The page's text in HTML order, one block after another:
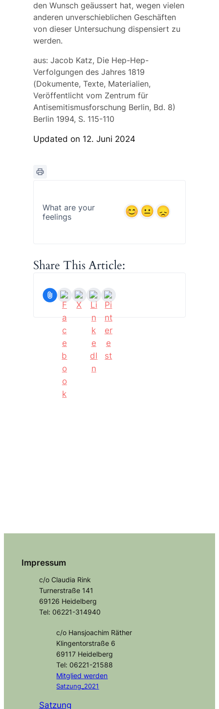
den Wunsch geäussert hat, wegen vielen
anderen unverschieblichen Geschäften
von dieser Untersuchung dispensiert zu
werden.
aus: Jacob Katz, Die Hep-Hep-
Verfolgungen des Jahres 1819
(Dokumente, Texte, Materialien,
Veröffentlicht vom Zentrum für
Antisemitismusforschung Berlin, Bd. 8)
Berlin 1994, S. 115-110
Updated on 12. Juni 2024
What are your
feelings
Share This Article:
Impressum
c/o Claudia Rink
Turnerstraße 141
69126 Heidelberg
Tel: 06221-314940
c/o Hansjoachim Räther
Klingentorstraße 6
69117 Heidelberg
Tel: 06221-21588
Mitgliedwerden
Satzung_2021
Satzung